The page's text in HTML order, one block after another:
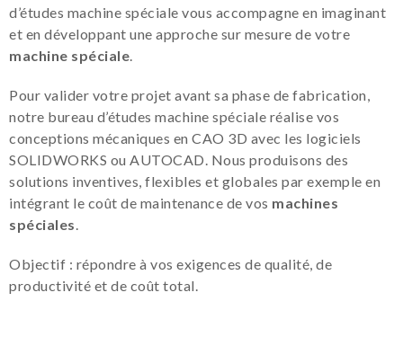
d’études machine spéciale vous accompagne en imaginant
et en développant une approche sur mesure de votre
machine spéciale
Pour valider votre projet avant sa phase de fabrication,
notre bureau d’études machine spéciale réalise vos
conceptions mécaniques en CAO 3D avec les logiciels
SOLIDWORKS ou AUTOCAD. Nous produisons des
solutions inventives, flexibles et globales par exemple en
intégrant le coût de maintenance de vos machines
spéciales
Objectif : répondre à vos exigences de qualité, de
productivité et de coût total.